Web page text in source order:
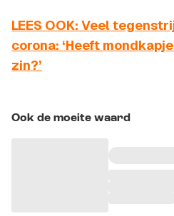
LEES OOK: Veel
corona: ‘Heeft
zin?’
Ook de moeite waard